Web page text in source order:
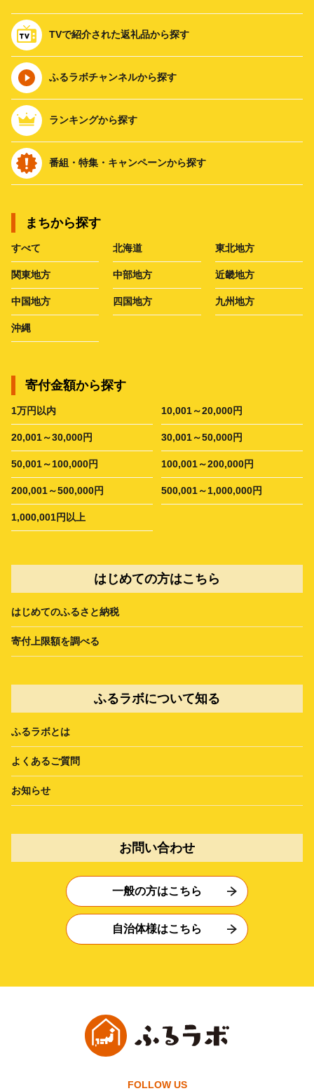
TVで紹介された返礼品から探す
ふるラボチャンネルから探す
ランキングから探す
番組・特集・キャンペーンから探す
まちから探す
すべて 北海道 東北地方
関東地方 中部地方 近畿地方
中国地方 四国地方 九州地方
沖縄
寄付金額から探す
1万円以内 10,001～20,000円
20,001～30,000円 30,001～50,000円
50,001～100,000円 100,001～200,000円
200,001～500,000円 500,001～1,000,000円
1,000,001円以上
はじめての方はこちら
はじめてのふるさと納税
寄付上限額を調べる
ふるラボについて知る
ふるラボとは
よくあるご質問
お知らせ
お問い合わせ
一般の方はこちら
自治体様はこちら
FOLLOW US